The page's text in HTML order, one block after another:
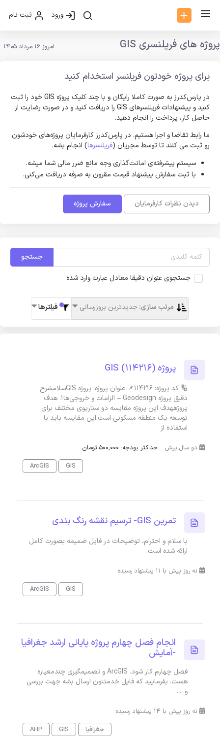
ورود ثبت نام
پروژه های فریلنسری GIS امروز 16 مرداد 1405
برای پروژه خودتون فریلنسر استخدام کنید
در پارس‌کدرز به صورت کاملا رایگان و با چند کلیک پروژه GIS خود را ثبت
کنید و پیشنهادات فریلنسر‌های GIS را دریافت کنید و در صورت رضایت از
حاصل کار، پرداخت را انجام دهید.
ما رابط تقاضا و اجرا هستیم. در پارس‌کدرز کارفرمایان پروژه‌های خودشون
رو ثبت می کنند تا توسط مجریان (فریلنسرها) انجام بشه.
سیستم پیشرفته‌ی امانت‌گذاری وجه مانع ضرر مالی شما میشه.
با ثبت سفارش پیشنهاد قیمت مقرون به صرفه دریافت می‌کنی.
دیدن نظرات کارفرمایان سفارش پروژه
جستجو
جستجوی عنوان دقیقا معادل عبارت وارد شده
مرتب سازی:جدیدترین بروزرسانی فیلترها
پروژه GIS (114216)
🔢 کد پروژه: 114216📌 عنوان پروژه: پروژه GISسلامشرح
دقیق پروژه Geodesign – الزامات و خروجی‌ها1. هدف
پروژههدف این پروژه مقایسه دو سناریوی مختلف برای
توسعه یک منطقه مسکونی است.این مقایسه باید با
استفاده از
دو سال پیش
حداکثر بودجه: 500,000 تومان
GIS
ArcGIS
تمرین GIS- ترسیم نقشه رنگ بندی
با سلام و احترام، توضیحات در فایل ضمیمه بصورت کامل
ارائه شده است.
نه روز پیش با 11 پیشنهاد رسیده
GIS
ArcGIS
انجام فصل چهارم پروژه پایانی ارشد جغرافیا
-آمایش
فصل چهارم کار شود. ArcGIS و تصمیمگیری چندمعیاره
هست. بفرمایید که فایل خدمتتون ارسال بشه جهت بررسی
و ....
نه روز پیش با 14 پیشنهاد رسیده
جغرافیا
GIS
AHP